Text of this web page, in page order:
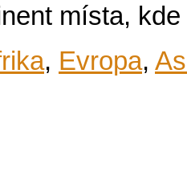
místa,
, Evropa,